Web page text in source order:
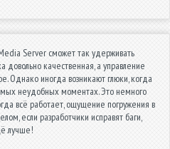
Server сможет так удерживать
довольно качественная, а управление
Однако иногда возникают глюки, когда
неудобных моментах. Это немного
всё работает, ощущение погружения в
если разработчики исправят баги,
лучше!